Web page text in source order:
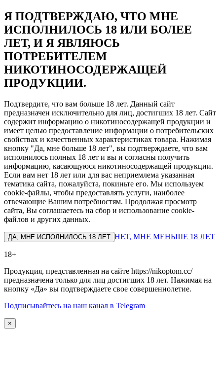
Я ПОДТВЕРЖДАЮ, ЧТО МНЕ
ИСПОЛНИЛОСЬ 18 ИЛИ БОЛЕЕ
ЛЕТ, И Я ЯВЛЯЮСЬ
ПОТРЕБИТЕЛЕМ
НИКОТИНОСОДЕРЖАЩЕЙ
ПРОДУКЦИИ.
Подтвердите, что вам больше 18 лет. Данный сайт
предназначен исключительно для лиц, достигших 18 лет. Сайт
содержит информацию о никотиносодержащей продукции и
имеет целью предоставление информации о потребительских
свойствах и качественных характеристиках товара. Нажимая
кнопку "Да, мне больше 18 лет", вы подтверждаете, что вам
исполнилось полных 18 лет и вы и согласны получить
информацию, касающуюся никотиносодержащей продукции.
Если вам нет 18 лет или для вас неприемлема указанная
тематика сайта, пожалуйста, покиньте его. Мы используем
cookie-файлы, чтобы предоставлять услуги, наиболее
отвечающие Вашим потребностям. Продолжая просмотр
сайта, Вы соглашаетесь на сбор и использование cookie-
файлов и других данных.
ДА, МНЕ ИСПОЛНИЛОСЬ 18 ЛЕТ НЕТ, МНЕ МЕНЬШЕ 18 ЛЕТ
18+
Продукция, представленная на сайте https://nikoptom.cc/
предназначена только для лиц достигших 18 лет. Нажимая на
кнопку «Да» вы подтверждаете свое совершеннолетие.
Подписывайтесь на наш канал в Telegram
×